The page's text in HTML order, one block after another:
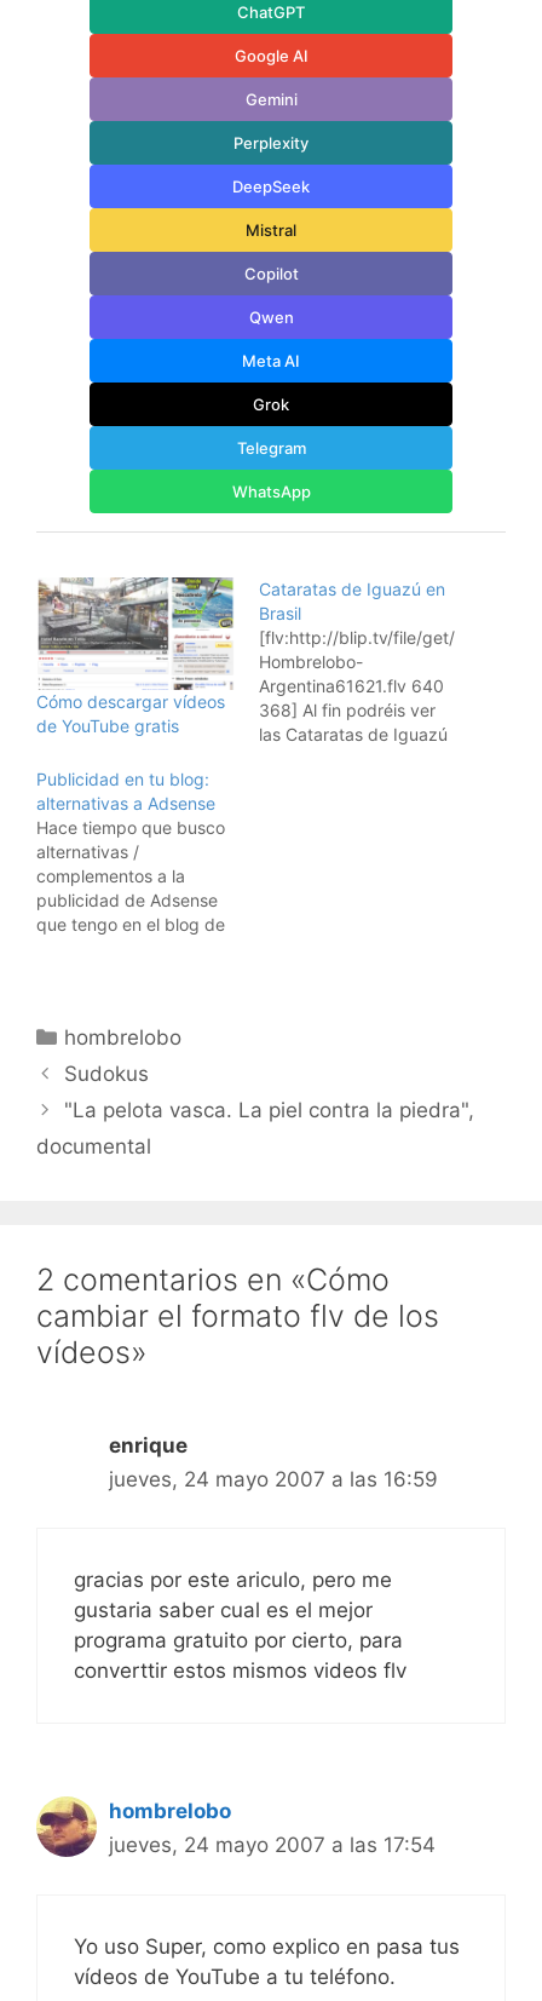
ChatGPT
Google AI
Gemini
Perplexity
DeepSeek
Mistral
Copilot
Qwen
Meta AI
Grok
Telegram
WhatsApp
Cómo descargar vídeos
de YouTube gratis
Cataratas de Iguazú en
Brasil
[flv:http://blip.tv/file/get/
Hombrelobo-
Argentina61621.flv 640
368] Al fin podréis ver
las Cataratas de Iguazú
Publicidad en tu blog:
alternativas a Adsense
Hace tiempo que busco
alternativas /
complementos a la
publicidad de Adsense
que tengo en el blog de
Tradedoubler y mil otras
redes.Pero ayer me llevé
encontrar Adbrite. Tiene
muchas cosas…
Categorías
hombrelobo
Sudokus
"La pelota vasca. La piel contra la piedra",
documental
2 comentarios en «Cómo
cambiar el formato flv de los
vídeos»
enrique
jueves, 24 mayo 2007 a las 16:59
gracias por este ariculo, pero me
gustaria saber cual es el mejor
programa gratuito por cierto, para
converttir estos mismos videos flv
hombrelobo
jueves, 24 mayo 2007 a las 17:54
Yo uso Super, como explico en pasa tus
vídeos de YouTube a tu teléfono.